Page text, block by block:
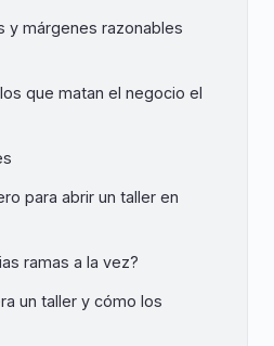
y márgenes razonables
que matan el negocio el
para abrir un taller en
ramas a la vez?
un taller y cómo los